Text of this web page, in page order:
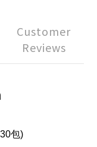
Customer
Reviews
包)